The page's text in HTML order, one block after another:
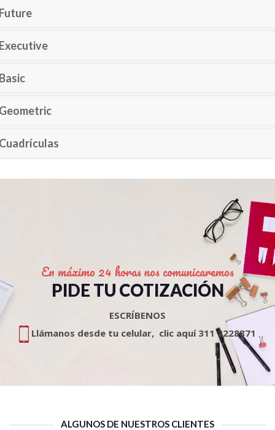
En máximo 24 horas nos comunicaremos
PIDE TU COTIZACIÓN
ESCRÍBENOS
Llámanos desde tu celular, clic aquí 311 2228871
ALGUNOS DE NUESTROS CLIENTES